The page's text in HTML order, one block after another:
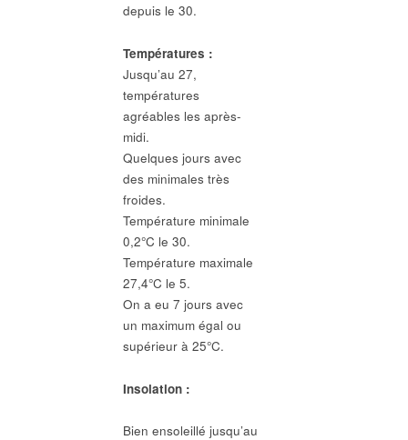
depuis le 30.
Températures :
Jusqu’au 27,
températures
agréables les après-
midi.
Quelques jours avec
des minimales très
froides.
Température minimale
0,2°C le 30.
Température maximale
27,4°C le 5.
On a eu 7 jours avec
un maximum égal ou
supérieur à 25°C.
Insolation :
Bien ensoleillé jusqu’au